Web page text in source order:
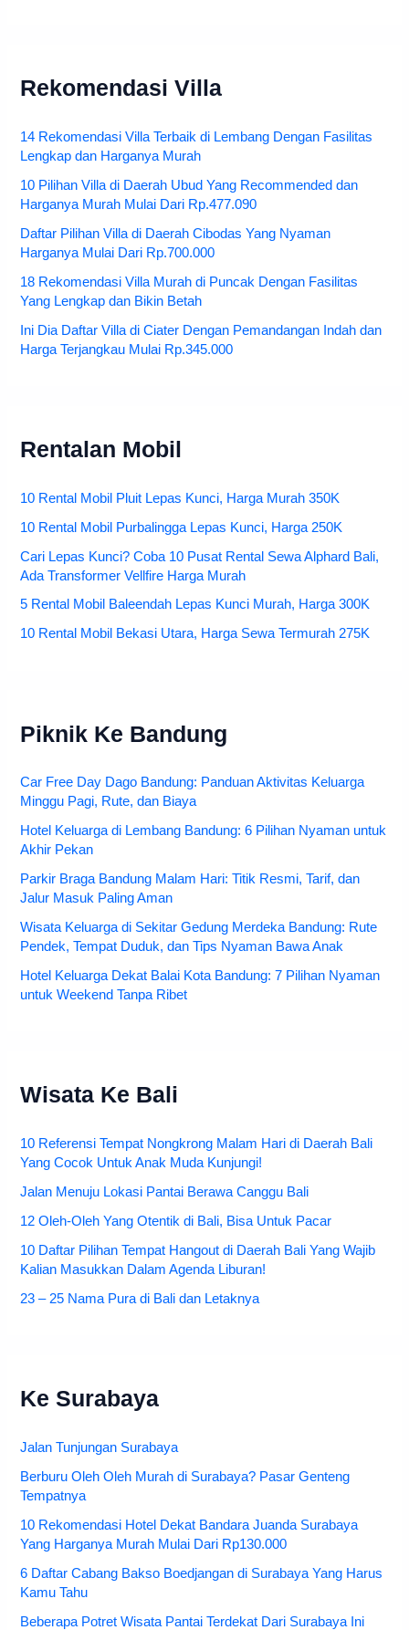
Rekomendasi Villa
14 Rekomendasi Villa Terbaik di Lembang Dengan Fasilitas
Lengkap dan Harganya Murah
10 Pilihan Villa di Daerah Ubud Yang Recommended dan
Harganya Murah Mulai Dari Rp.477.090
Daftar Pilihan Villa di Daerah Cibodas Yang Nyaman
Harganya Mulai Dari Rp.700.000
18 Rekomendasi Villa Murah di Puncak Dengan Fasilitas
Yang Lengkap dan Bikin Betah
Ini Dia Daftar Villa di Ciater Dengan Pemandangan Indah dan
Harga Terjangkau Mulai Rp.345.000
Rentalan Mobil
10 Rental Mobil Pluit Lepas Kunci, Harga Murah 350K
10 Rental Mobil Purbalingga Lepas Kunci, Harga 250K
Cari Lepas Kunci? Coba 10 Pusat Rental Sewa Alphard Bali,
Ada Transformer Vellfire Harga Murah
5 Rental Mobil Baleendah Lepas Kunci Murah, Harga 300K
10 Rental Mobil Bekasi Utara, Harga Sewa Termurah 275K
Piknik Ke Bandung
Car Free Day Dago Bandung: Panduan Aktivitas Keluarga
Minggu Pagi, Rute, dan Biaya
Hotel Keluarga di Lembang Bandung: 6 Pilihan Nyaman untuk
Akhir Pekan
Parkir Braga Bandung Malam Hari: Titik Resmi, Tarif, dan
Jalur Masuk Paling Aman
Wisata Keluarga di Sekitar Gedung Merdeka Bandung: Rute
Pendek, Tempat Duduk, dan Tips Nyaman Bawa Anak
Hotel Keluarga Dekat Balai Kota Bandung: 7 Pilihan Nyaman
untuk Weekend Tanpa Ribet
Wisata Ke Bali
10 Referensi Tempat Nongkrong Malam Hari di Daerah Bali
Yang Cocok Untuk Anak Muda Kunjungi!
Jalan Menuju Lokasi Pantai Berawa Canggu Bali
12 Oleh-Oleh Yang Otentik di Bali, Bisa Untuk Pacar
10 Daftar Pilihan Tempat Hangout di Daerah Bali Yang Wajib
Kalian Masukkan Dalam Agenda Liburan!
23 – 25 Nama Pura di Bali dan Letaknya
Ke Surabaya
Jalan Tunjungan Surabaya
Berburu Oleh Oleh Murah di Surabaya? Pasar Genteng
Tempatnya
10 Rekomendasi Hotel Dekat Bandara Juanda Surabaya
Yang Harganya Murah Mulai Dari Rp130.000
6 Daftar Cabang Bakso Boedjangan di Surabaya Yang Harus
Kamu Tahu
Beberapa Potret Wisata Pantai Terdekat Dari Surabaya Ini